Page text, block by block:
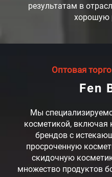
результатам в
хорошую
Оптовая
Fen
Мы
косметикой, включая
брендов с
просроченную
скидочную
множество продуктов